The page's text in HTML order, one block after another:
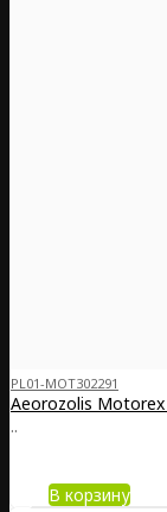
PL01-MOT302291
Aeorozolis Motorex
..
В корзину